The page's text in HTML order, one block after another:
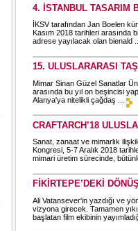
4. İSTANBUL TASARIM
İKSV tarafından Jan Boelen
Kasım 2018 tarihleri arasında
adrese yayılacak olan bienald
15. ULUSLARARASI
Mimar Sinan Güzel Sanatlar
arasında bu yıl on beşincisi
Alanya'ya nitelikli çağdaş ...
CRAFTARCH’18
Sanat, zanaat ve mimarlık
Kongresi, 5-7 Aralık 2018
mimari üretim sürecinde,
FİKİRTEPE’DEKİ
Ali Vatansever'in yazdığı ve
vizyona girecek. Tamamen
başlatan film ekibinin